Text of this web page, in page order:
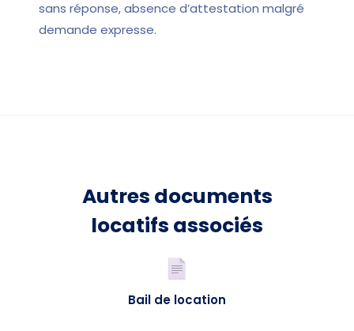
sans réponse, absence d’attestation malgré
demande expresse.
Autres documents
locatifs associés
Bail de location